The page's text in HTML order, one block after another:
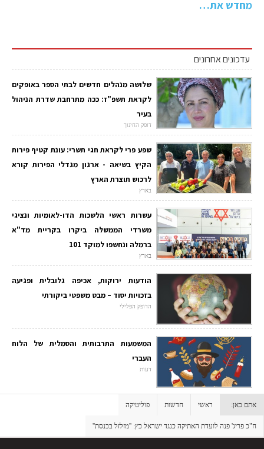
מחדש את…
עדכונים אחרונים
שלושה מנהלים חדשים לבתי הספר באופקים
לקראת תשפ"ז: ככה מתרחבת שדרת הניהול
בעיר
דופק החינוך
שפע פרי לקראת חגי תשרי: עונת קטיף פירות
הקיץ בשיאה - ארגון מגדלי הפירות קורא
לרכוש תוצרת הארץ
בארץ
עשרות ראשי הלשכות הדו-לאומיות ונציגי
משרדי הממשלה ביקרו בקריית מד"א
ברמלה ונחשפו למוקד 101
בארץ
הודעות ירוקות, אכיפה גלובלית ופגיעה
בזכויות יסוד – מבט משפטי ביקורתי
הדופק הפלילי
המשמעות התרבותית והסמלית של הלוח
העברי
דעות
אתם כאן: ראשי חדשות פוליטיקה
ח"כ פריג' פנה לועדת האתיקה כנגד ישראל כץ: ''מזלזל בכנסת''